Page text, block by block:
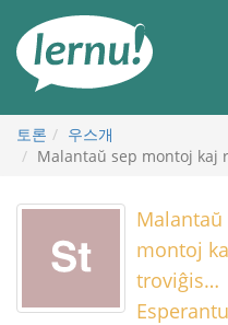
토론
우스개
Malantaŭ sep montoj kaj
Malantaŭ
montoj
troviĝis…